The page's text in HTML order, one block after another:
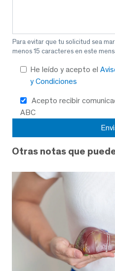
Para evitar que tu solicitud sea
menos 15 caracteres en este
He leído y acepto el
y Condiciones
Acepto recibir
ABC
Otras notas que